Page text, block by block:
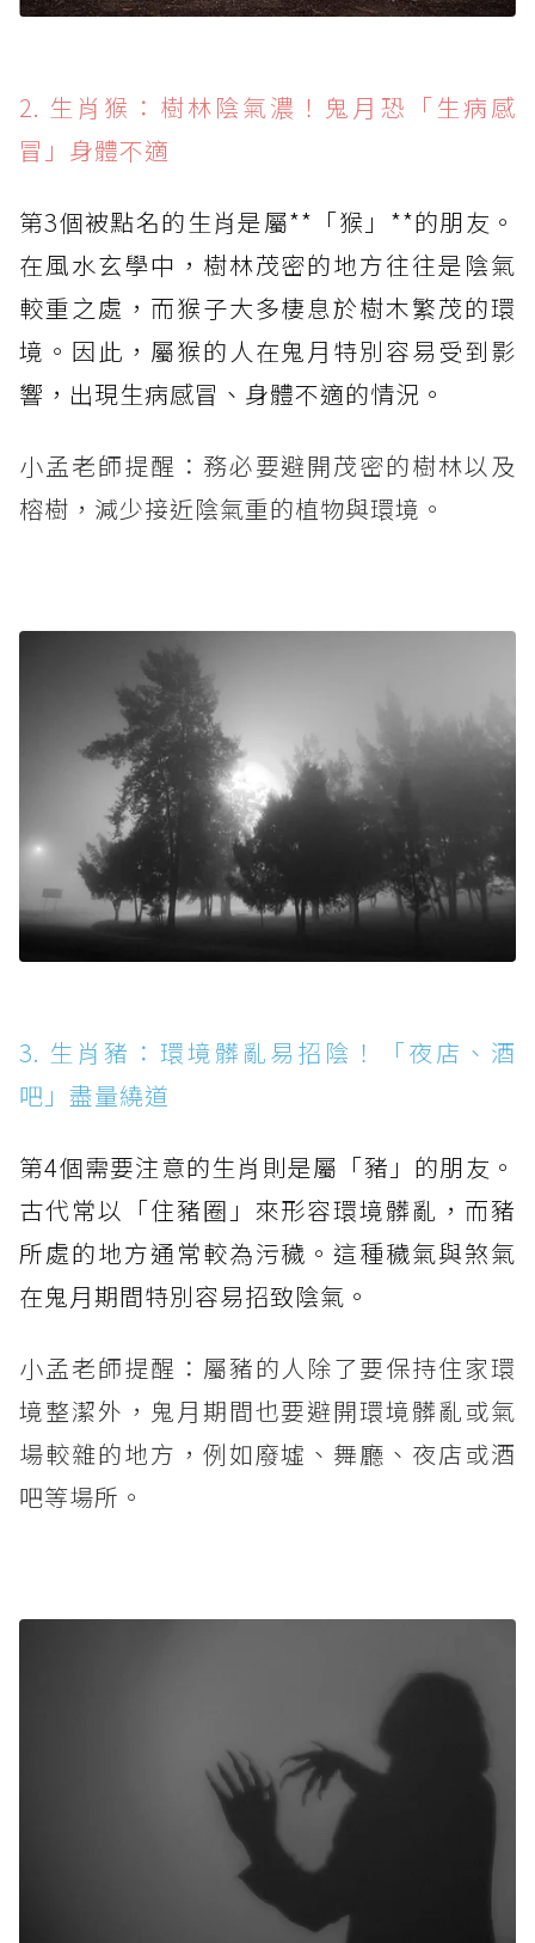
2. 生肖猴：樹林陰氣濃！鬼月恐「生病感
冒」身體不適
第3個被點名的生肖是屬**「猴」**的朋友。
在風水玄學中，樹林茂密的地方往往是陰氣
較重之處，而猴子大多棲息於樹木繁茂的環
境。因此，屬猴的人在鬼月特別容易受到影
響，出現生病感冒、身體不適的情況。
小孟老師提醒：務必要避開茂密的樹林以及
榕樹，減少接近陰氣重的植物與環境。
3. 生肖豬：環境髒亂易招陰！「夜店、酒
吧」盡量繞道
第4個需要注意的生肖則是屬「豬」的朋友。
古代常以「住豬圈」來形容環境髒亂，而豬
所處的地方通常較為污穢。這種穢氣與煞氣
在鬼月期間特別容易招致陰氣。
小孟老師提醒：屬豬的人除了要保持住家環
境整潔外，鬼月期間也要避開環境髒亂或氣
場較雜的地方，例如廢墟、舞廳、夜店或酒
吧等場所。